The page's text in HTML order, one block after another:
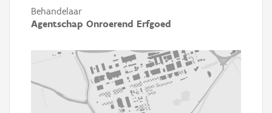
Behandelaar
Agentschap Onroerend Erfgoed